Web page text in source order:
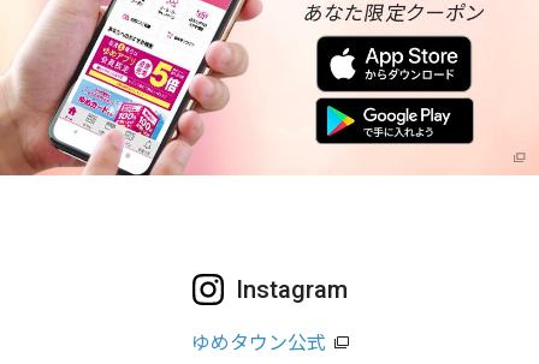
Instagram
ゆめタウン公式